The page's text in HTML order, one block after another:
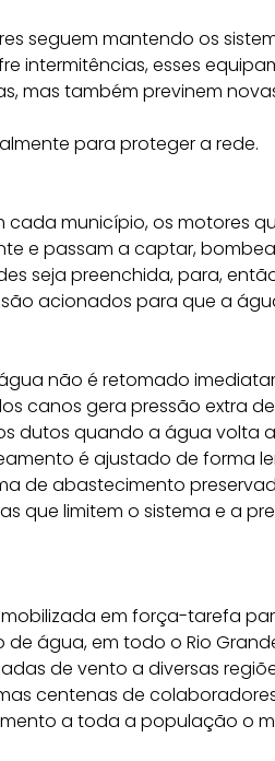
seguem mantendo os
intermitências, esses
mas também previnem
para proteger a rede.
cada município, os motores
e passam a captar,
seja preenchida, para,
acionados para que a
não é retomado
canos gera pressão extra
dutos quando a água volta
é ajustado de forma
de abastecimento
que limitem o sistema e a
em força-tarefa
água, em todo o Rio
de vento a diversas
centenas de
a toda a população o